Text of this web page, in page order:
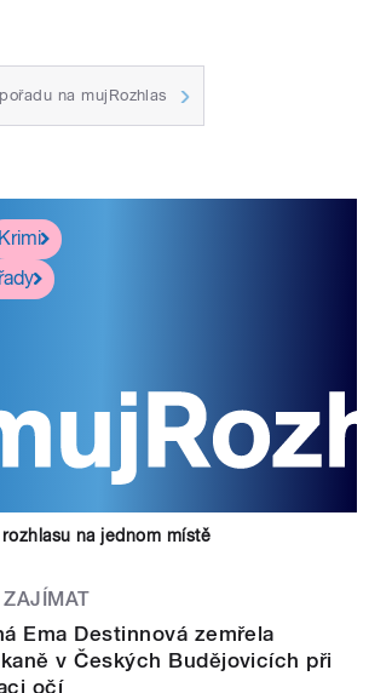
na mujRozhlas
Krimi
na jednom místě
ZAJÍMAT
Ema Destinnová zemřela
v Českých Budějovicích při
očí